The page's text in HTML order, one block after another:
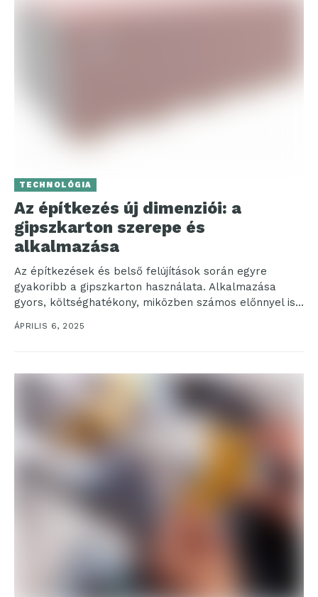
TECHNOLÓGIA
Az építkezés új dimenziói: a
gipszkarton szerepe és
alkalmazása
Az építkezések és belső felújítások során egyre
gyakoribb a gipszkarton használata. Alkalmazása
gyors, költséghatékony, miközben számos előnnyel is
bír. De vajon hogyan kell...
ÁPRILIS 6, 2025